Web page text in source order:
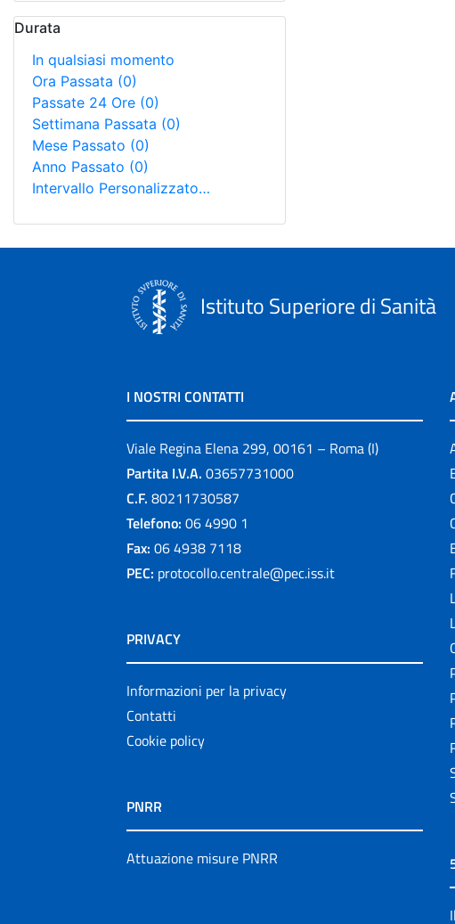
Durata
In qualsiasi momento
Ora Passata (0)
Passate 24 Ore (0)
Settimana Passata (0)
Mese Passato (0)
Anno Passato (0)
Intervallo Personalizzato…
Istituto Superiore di Sanità
I NOSTRI CONTATTI
Viale Regina Elena 299, 00161 – Roma (I)
Partita I.V.A. 03657731000
C.F. 80211730587
Telefono: 06 4990 1
Fax: 06 4938 7118
PEC: protocollo.centrale@pec.iss.it
PRIVACY
Informazioni per la privacy
Contatti
Cookie policy
PNRR
Attuazione misure PNRR